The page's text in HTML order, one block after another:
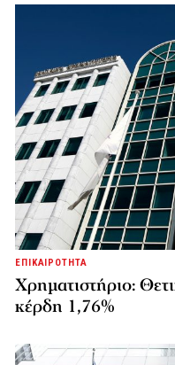
ΕΠΙΚΑΙΡΟΤΗΤΑ
Χρηματιστήριο:
κέρδη 1,76%